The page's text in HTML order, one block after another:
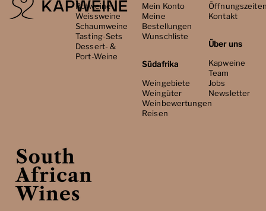
Rotweine
Weissweine
Schaumweine
Tasting-Sets
Dessert- &
Port-Weine
Mein Konto
Meine
Bestellungen
Wunschliste
Südafrika
Weingebiete
Weingüter
Weinbewertungen
Reisen
Kontakt
Über uns
Kapweine
Team
Jobs
Newsletter